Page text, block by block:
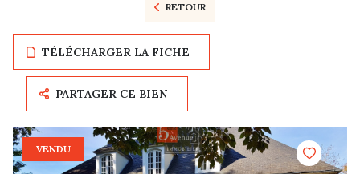
RETOUR
TÉLÉCHARGER LA FICHE
PARTAGER CE BIEN
VENDU